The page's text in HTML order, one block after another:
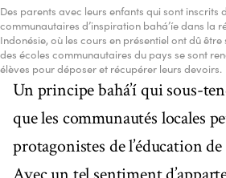
Des parents avec leurs enfants qui sont inscrits
communautaires d’inspiration bahá’íe dans la
Indonésie, où les cours en présentiel ont dû être
des écoles communautaires du pays se sont
élèves pour déposer et récupérer leurs devoirs.
Un principe bahá’í qui sous-
que les communautés locales
protagonistes de l’éducation